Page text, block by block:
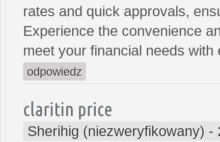
rates and quick approvals,
Experience the convenience
meet your financial needs with
odpowiedz
claritin price
Sherihig (niezweryfikowany) -